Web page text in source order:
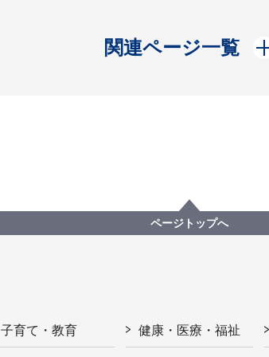
関連ページ一覧
開く
ページトップへ
子育て・教育 健康・医療・福祉